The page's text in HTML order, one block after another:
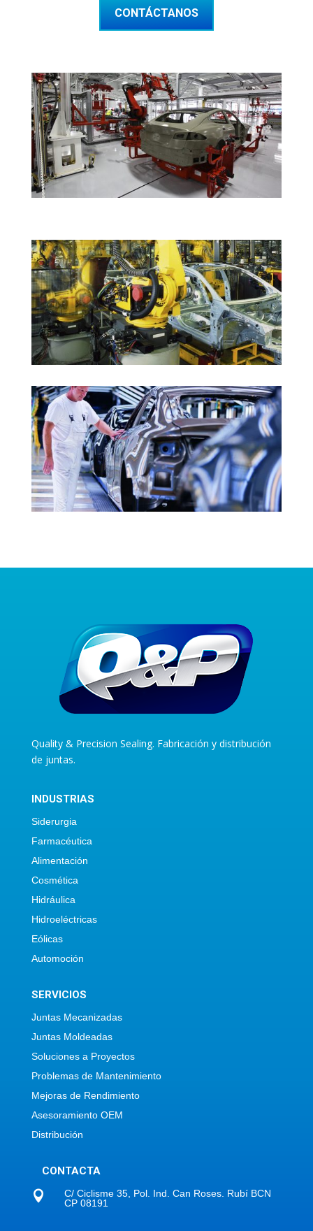
CONTÁCTANOS
Quality & Precision Sealing. Fabricación y distribución
de juntas.
INDUSTRIAS
Siderurgia
Farmacéutica
Alimentación
Cosmética
Hidráulica
Hidroeléctricas
Eólicas
Automoción
SERVICIOS
Juntas Mecanizadas
Juntas Moldeadas
Soluciones a Proyectos
Problemas de Mantenimiento
Mejoras de Rendimiento
Asesoramiento OEM
Distribución
CONTACTA

C/ Ciclisme 35, Pol. Ind. Can Roses. Rubí BCN
CP 08191